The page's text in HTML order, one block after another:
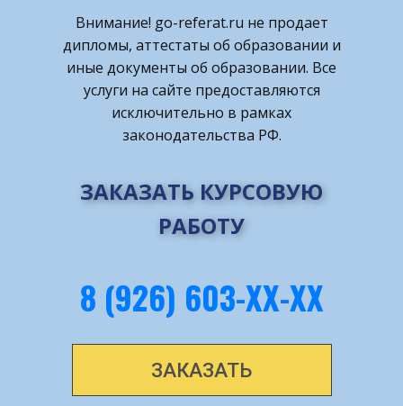
Внимание! ​go-referat.ru не продает
дипломы, аттестаты об образовании и
иные документы об образовании. Все
услуги на сайте предоставляются
исключительно в рамках
законодательства РФ.
ЗАКАЗАТЬ КУРСОВУЮ
РАБОТУ
8 (926) 603-ХХ-ХХ
ЗАКАЗАТЬ